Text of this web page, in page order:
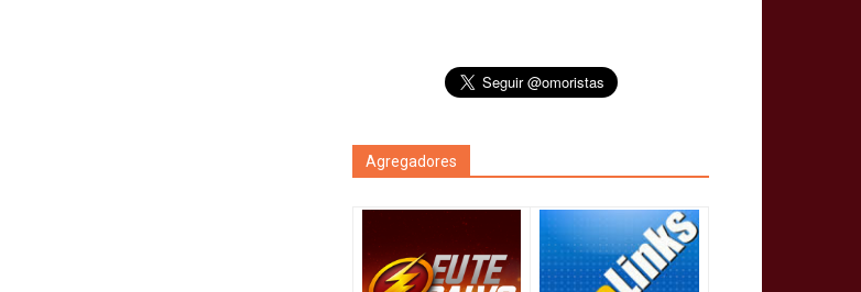
Agregadores